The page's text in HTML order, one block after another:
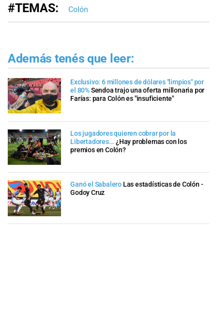
#TEMAS: Colón
Además tenés que leer:
Exclusivo: 6 millones de dólares "limpios" por
el 80%Sendoa trajo una oferta millonaria por
Farías: para Colón es "insuficiente"
Los jugadores quieren cobrar por la
Libertadores... ¿Hay problemas con los
premios en Colón?
Ganó el Sabalero Las estadísticas de Colón -
Godoy Cruz